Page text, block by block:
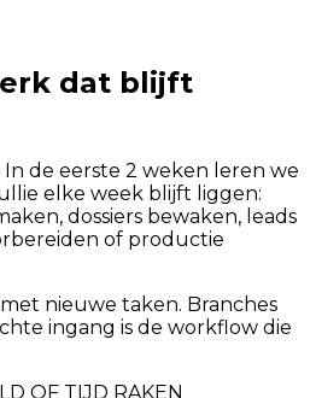
dat blijft
In de eerste 2 weken leren we
elke week blijft liggen:
dossiers bewaken, leads
of productie
nieuwe taken. Branches
ingang is de workflow die
OF TIJD RAKEN